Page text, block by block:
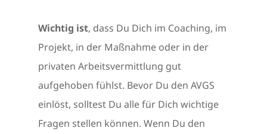
Wichtig ist, dass Du Dich im Coaching, im
Projekt, in der Maßnahme oder in der
privaten Arbeitsvermittlung gut
aufgehoben fühlst. Bevor Du den AVGS
einlöst, solltest Du alle für Dich wichtige
Fragen stellen können. Wenn Du den